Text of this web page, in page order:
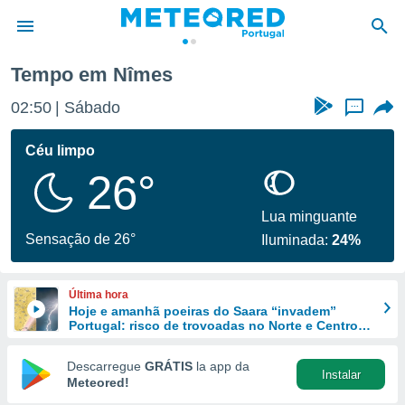
da
foi
fornecidas
a este
das
e
forma
digital
Tempo em Nîmes
02:50 Sábado ...
Céu limpo
26°
Sensação de 26°
Lua minguante
Iluminada:24%
Última hora
Hoje e amanhã poeiras do Saara “invadem”
Portugal: risco de trovoadas no Norte e Centro
Descarregue GRÁTIS la app da
Meteored!
Instalar